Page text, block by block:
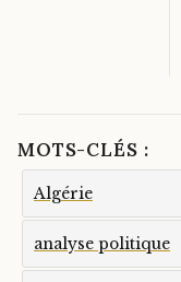
MOTS-CLÉS :
Algérie
analyse politique